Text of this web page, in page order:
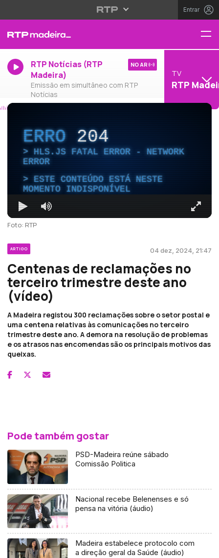
Entrar
RTP Notícias (RTP
Madeira)
Emissão em simultâneo com RTP
Notícias
NO AR
TV
RTP
ERRO204
HLS.JS FATAL ERROR - NETWORK
ERROR
ESTE CONTEÚDO ESTÁ NESTE
MOMENTO INDISPONÍVEL
Foto: RTP
ARTIGO 04 dez, 2024, 21:47
Centenas de reclamações no
terceiro trimestre deste ano
(vídeo)
A Madeira registou 300 reclamações sobre o setor postal e
uma centena relativas às comunicações no terceiro
trimestre deste ano. A demora na resolução de problemas
e os atrasos nas encomendas são os principais motivos das
queixas.
Pode também gostar
PSD-Madeira reúne sábado
Comissão Politica
Nacional recebe Belenenses e só
pensa na vitória (áudio)
Madeira estabelece protocolo com
a direção geral da Saúde (áudio)